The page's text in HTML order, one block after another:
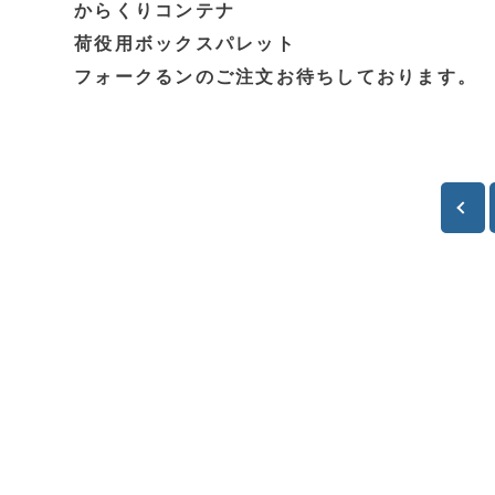
からくりコンテナ
荷役用ボックスパレット
フォークるンのご注文お待ちしております。